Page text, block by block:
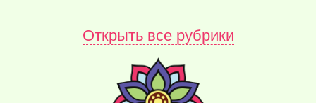
Открыть все рубрики